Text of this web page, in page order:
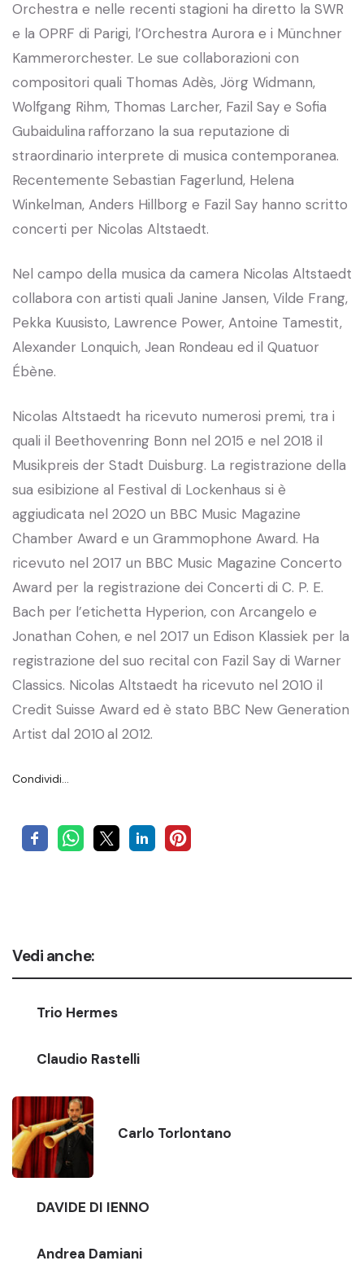
Orchestra e nelle recenti stagioni ha diretto la SWR
e la OPRF di Parigi, l’Orchestra Aurora e i Münchner
Kammerorchester. Le sue collaborazioni con
compositori quali Thomas Adès, Jörg Widmann,
Wolfgang Rihm, Thomas Larcher, Fazil Say e Sofia
Gubaidulina rafforzano la sua reputazione di
straordinario interprete di musica contemporanea.
Recentemente Sebastian Fagerlund, Helena
Winkelman, Anders Hillborg e Fazil Say hanno scritto
concerti per Nicolas Altstaedt.
Nel campo della musica da camera Nicolas Altstaedt
collabora con artisti quali Janine Jansen, Vilde Frang,
Pekka Kuusisto, Lawrence Power, Antoine Tamestit,
Alexander Lonquich, Jean Rondeau ed il Quatuor
Ébène.
Nicolas Altstaedt ha ricevuto numerosi premi, tra i
quali il Beethovenring Bonn nel 2015 e nel 2018 il
Musikpreis der Stadt Duisburg. La registrazione della
sua esibizione al Festival di Lockenhaus si è
aggiudicata nel 2020 un BBC Music Magazine
Chamber Award e un Grammophone Award. Ha
ricevuto nel 2017 un BBC Music Magazine Concerto
Award per la registrazione dei Concerti di C. P. E.
Bach per l’etichetta Hyperion, con Arcangelo e
Jonathan Cohen, e nel 2017 un Edison Klassiek per la
registrazione del suo recital con Fazil Say di Warner
Classics. Nicolas Altstaedt ha ricevuto nel 2010 il
Credit Suisse Award ed è stato BBC New Generation
Artist dal 2010 al 2012.
Condividi…
Vedi anche:
Trio Hermes
Claudio Rastelli
Carlo Torlontano
DAVIDE DI IENNO
Andrea Damiani